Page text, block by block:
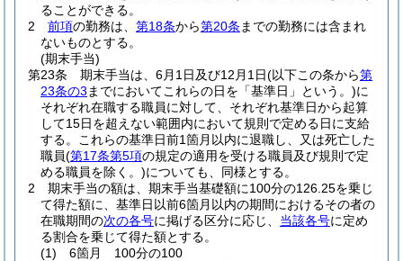
ることができる。
2
前項の勤務は、 第18条から第20条 までの勤務には含まれ
ないものとする。
(期末手当)
第23条
期末手当は、6月1日及び12月1日(以下この条から第
23条の3 までにおいてこれらの日を「基準日」という。)に
それぞれ在職する職員に対して、それぞれ基準日から起算
して15日を超えない範囲内において規則で定める日に支給
する。
これらの基準日前1箇月以内に退職し、又は死亡した
職員(第17条第5項の規定の適用を受ける職員及び規則で定
める職員を除く。)についても、同様とする。
2
期末手当の額は、期末手当基礎額に100分の126.25を乗じ
て得た額に、基準日以前6箇月以内の期間におけるその者の
在職期間の次の各号に掲げる区分に応じ、 当該各号に定め
る割合を乗じて得た額とする。
(1)
6箇月 100分の100